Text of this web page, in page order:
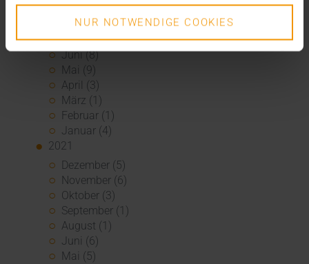
NUR NOTWENDIGE COOKIES
Dezember (3)
November (3)
Juli (1)
Juni (8)
Mai (9)
April (3)
März (1)
Februar (1)
Januar (4)
2021
Dezember (5)
November (6)
Oktober (3)
September (1)
August (1)
Juni (6)
Mai (5)